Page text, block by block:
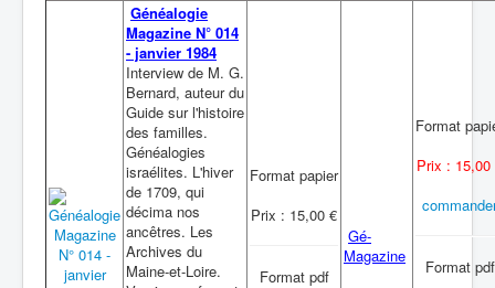
Généalogie
Magazine N° 014
- janvier 1984
Interview de M. G.
Bernard, auteur du
Guide sur l'histoire
des familles.
Généalogies
israélites. L'hiver
de 1709, qui
décima nos
ancêtres. Les
Archives du
Maine-et-Loire.
Format papier
Prix : 15,00 €
Format pdf
Gé-
Magazine
Format
Prix : 15,00
Format pdf